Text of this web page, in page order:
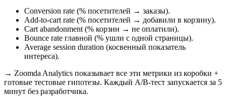
Conversion rate (% посетителей → заказы).
Add-to-cart rate (% посетителей → добавили в корзину).
Cart abandonment (% корзин → не оплатили).
Bounce rate главной (% ушли с одной страницы).
Average session duration (косвенный показатель
интереса).
→ Zoomda Analytics показывает все эти метрики из коробки +
готовые тестовые гипотезы. Каждый A/B-тест запускается за 5
минут без разработчика.